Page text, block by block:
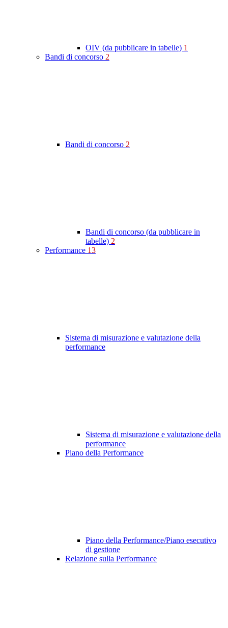
OIV (da pubblicare in tabelle) 1
Bandi di concorso 2
Bandi di concorso 2
Bandi di concorso (da pubblicare in
tabelle) 2
Performance 13
Sistema di misurazione e valutazione della
performance
Sistema di misurazione e valutazione della
performance
Piano della Performance
Piano della Performance/Piano esecutivo
di gestione
Relazione sulla Performance